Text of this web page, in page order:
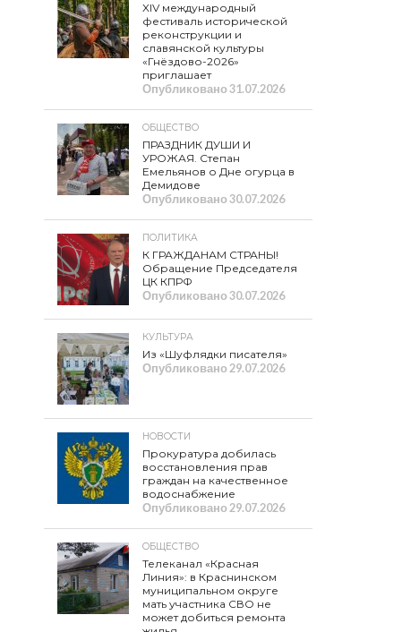
XIV международный
фестиваль исторической
реконструкции и
славянской культуры
«Гнёздово-2026»
приглашает
Опубликовано31.07.2026
ОБЩЕСТВО
ПРАЗДНИК ДУШИ И
УРОЖАЯ. Степан
Емельянов о Дне огурца в
Демидове
Опубликовано30.07.2026
ПОЛИТИКА
К ГРАЖДАНАМ СТРАНЫ!
Обращение Председателя
ЦК КПРФ
Опубликовано30.07.2026
КУЛЬТУРА
Из «Шуфлядки писателя»
Опубликовано29.07.2026
НОВОСТИ
Прокуратура добилась
восстановления прав
граждан на качественное
водоснабжение
Опубликовано29.07.2026
ОБЩЕСТВО
Телеканал «Красная
Линия»: в Краснинском
муниципальном округе
мать участника СВО не
может добиться ремонта